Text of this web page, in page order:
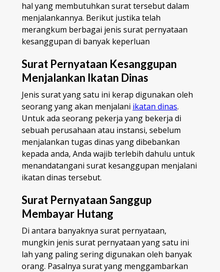
hal yang membutuhkan surat tersebut dalam
menjalankannya. Berikut justika telah
merangkum berbagai jenis surat pernyataan
kesanggupan di banyak keperluan
Surat Pernyataan Kesanggupan
Menjalankan Ikatan Dinas
Jenis surat yang satu ini kerap digunakan oleh
seorang yang akan menjalani ikatan dinas.
Untuk ada seorang pekerja yang bekerja di
sebuah perusahaan atau instansi, sebelum
menjalankan tugas dinas yang dibebankan
kepada anda, Anda wajib terlebih dahulu untuk
menandatangani surat kesanggupan menjalani
ikatan dinas tersebut.
Surat Pernyataan Sanggup
Membayar Hutang
Di antara banyaknya surat pernyataan,
mungkin jenis surat pernyataan yang satu ini
lah yang paling sering digunakan oleh banyak
orang. Pasalnya surat yang menggambarkan